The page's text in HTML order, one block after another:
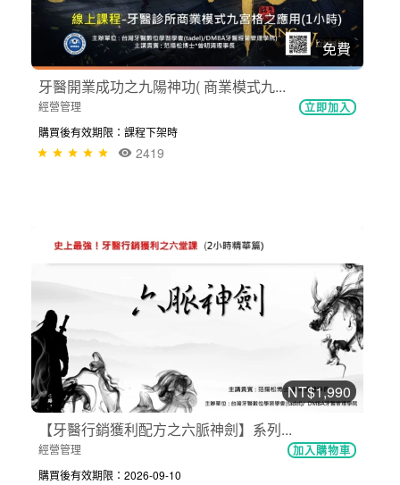
免費
牙醫開業成功之九陽神功( 商業模式九...
經營管理 立即加入
購買後有效期限：課程下架時
2419
NT$1,990
【牙醫行銷獲利配方之六脈神劍】系列...
經營管理 加入購物車
購買後有效期限：2026-09-10